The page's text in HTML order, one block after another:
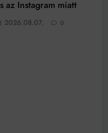
az Instagram miatt
2026.08.07. 0